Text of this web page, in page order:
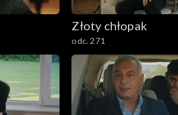
Złoty chłopak
odc. 271